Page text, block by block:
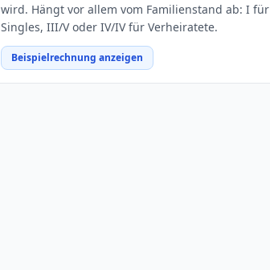
wird. Hängt vor allem vom Familienstand ab: I für
Singles, III/V oder IV/IV für Verheiratete.
Beispielrechnung anzeigen